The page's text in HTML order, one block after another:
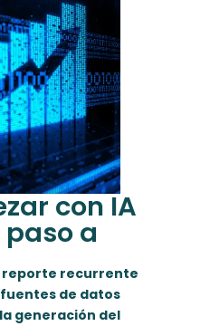
con IA
a
recurrente
de datos
generación del